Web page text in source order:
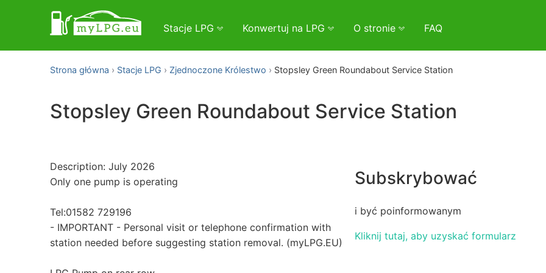
Stacje LPG Konwertuj na LPG O stronie FAQ
Strona główna Stacje LPG Zjednoczone Królestwo Stopsley Green Roundabout Service Station
Stopsley Green Roundabout Service Station
Description: July 2026
Only one pump is operating
Tel:01582 729196
- IMPORTANT - Personal visit or telephone confirmation with
station needed before suggesting station removal. (myLPG.EU)
Subskrybować
i być poinformowanym
Kliknij tutaj, aby uzyskać formularz